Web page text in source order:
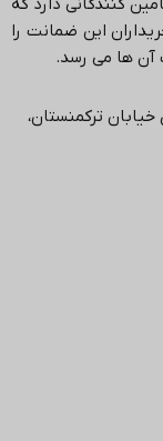
کنندگانی دارد که
این ضمانت را
آن ها می رسد.
خیابان ترکمنستان،